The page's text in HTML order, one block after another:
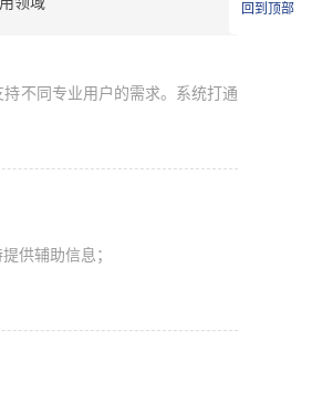
回到顶部
不同专业用户的需求。系统打通
供辅助信息；